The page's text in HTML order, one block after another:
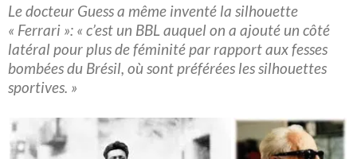
Le docteur Guess a même inventé la silhouette
« Ferrari »: « c’est un BBL auquel on a ajouté un côté
latéral pour plus de féminité par rapport aux fesses
bombées du Brésil, où sont préférées les silhouettes
sportives. »